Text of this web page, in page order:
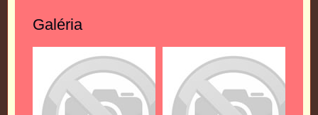
Galéria